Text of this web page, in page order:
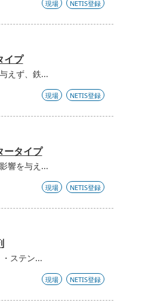
現場 NETIS登録
イプ
えず、鉄...
現場 NETIS登録
ータイプ
響を与え...
現場 NETIS登録
ステン...
現場 NETIS登録